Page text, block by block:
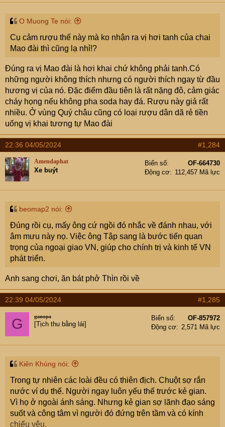
s
O Muong Te nói:
Cụ cảm rượu thế này mà ko nhận ra vị hơi tanh của chai
Mao đài thì cũng lạ nhỉ!?
Đúng ra vị Mao đài là hơi khai chứ không phải tanh.Có
những người không thích nhưng có người thích ngay từ đầu
hương vị của nó. Đặc điểm đầu tiên là rất nặng đô, cảm giác
cháy họng nếu không pha soda hay đá. Rượu này giả rất
nhiều. Ở vùng Quý châu cũng có loại rượu dân dã rẻ tiền
uống vị khai tương tự Mao đài
22:36 04/05/2024 #1,284
Amendaphat
Xe buýt
Biển số
OF-664730
Động cơ
112,457 Mã lực
beomap2 nói:
Đúng rồi cụ, mấy ông cứ ngồi đó nhắc về đánh nhau, với
âm mưu này nọ. Việc ông Tập sang là bước tiến quan
trọng của ngoại giao VN, giúp cho chính trị và kinh tế VN
phát triển.
Anh sang chơi, ăn bát phở Thìn rồi về
22:39 04/05/2024 #1,285
G ganopa
[Tịch thu bằng lái]
Biển số
OF-857972
Động cơ
2,571 Mã lực
Kiên Khùng nói:
Trong tự nhiên các loài đều có thiên địch. Chuột sợ rắn
nước ví dụ thế. Người ngay luôn yếu thế trước kẻ gian.
Vì họ ở ngoài ánh sáng. Nhưng kẻ gian sợ lãnh đạo sáng
suốt và công tâm vì người đó đứng trên tầm và có kính
chiếu yêu.